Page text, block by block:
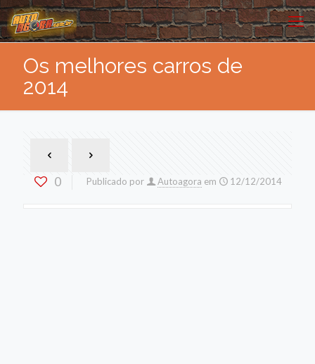
Os melhores carros de
2014
0 Publicado por Autoagora em 12/12/2014